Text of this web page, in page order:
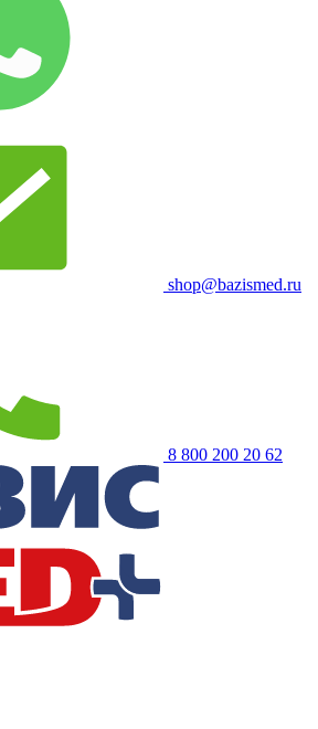
shop@bazismed.ru
8 800 200 20 62